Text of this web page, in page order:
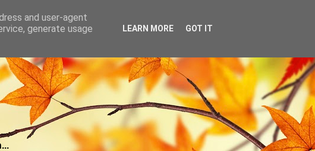
and user-agent
generate usage
LEARN MORE GOT IT